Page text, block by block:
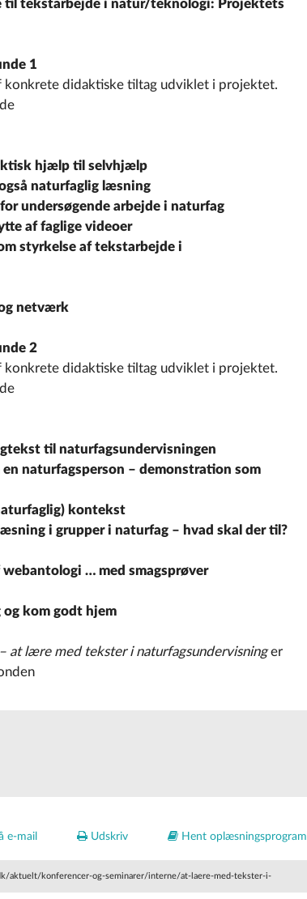
til tekstarbejde i natur/teknologi: Projektets
1
konkrete didaktiske tiltag udviklet i projektet.
hjælp til selvhjælp
naturfaglig læsning
undersøgende arbejde i naturfag
af faglige videoer
styrkelse af tekstarbejde i
netværk
2
konkrete didaktiske tiltag udviklet i projektet.
til naturfagsundervisningen
en naturfagsperson – demonstration som
kontekst
i grupper i naturfag – hvad skal der til?
webantologi … med smagsprøver
og kom godt hjem
at lære med tekster i naturfagsundervisninger
e-mail Udskriv Hent oplæsningsprogram
aktuelt/konferencer-og-seminarer/interne/at-laere-med-tekster-i-